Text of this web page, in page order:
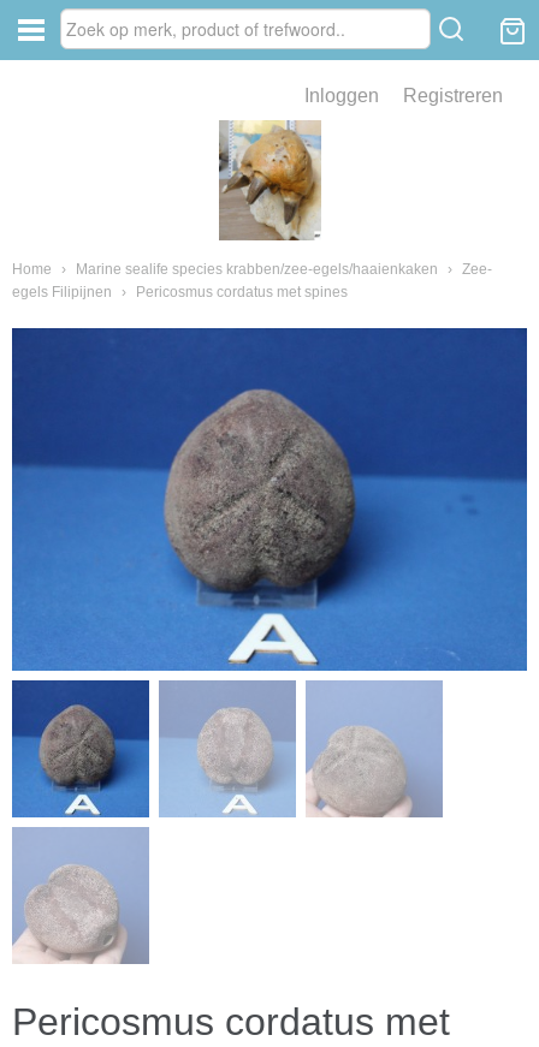
Inloggen Registreren
Home › Marine sealife species krabben/zee-egels/haaienkaken › Zee-
egels Filipijnen
› Pericosmus cordatus met spines
Pericosmus cordatus met
van fossielen en mineralen